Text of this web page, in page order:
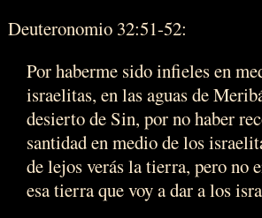
Deuteronomio 32:51-52:
Por haberme sido infieles en
israelitas, en las aguas de
desierto de Sin, por no haber
santidad en medio de los
de lejos verás la tierra, pero no
esa tierra que voy a dar a los